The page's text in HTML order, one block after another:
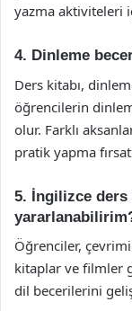
yazma aktiviteleri
4. Dinleme
Ders kitabı,
öğrencilerin
olur. Farklı
pratik yapma
5. İngilizce ders
Öğrenciler,
kitaplar ve filmler
dil becerilerini